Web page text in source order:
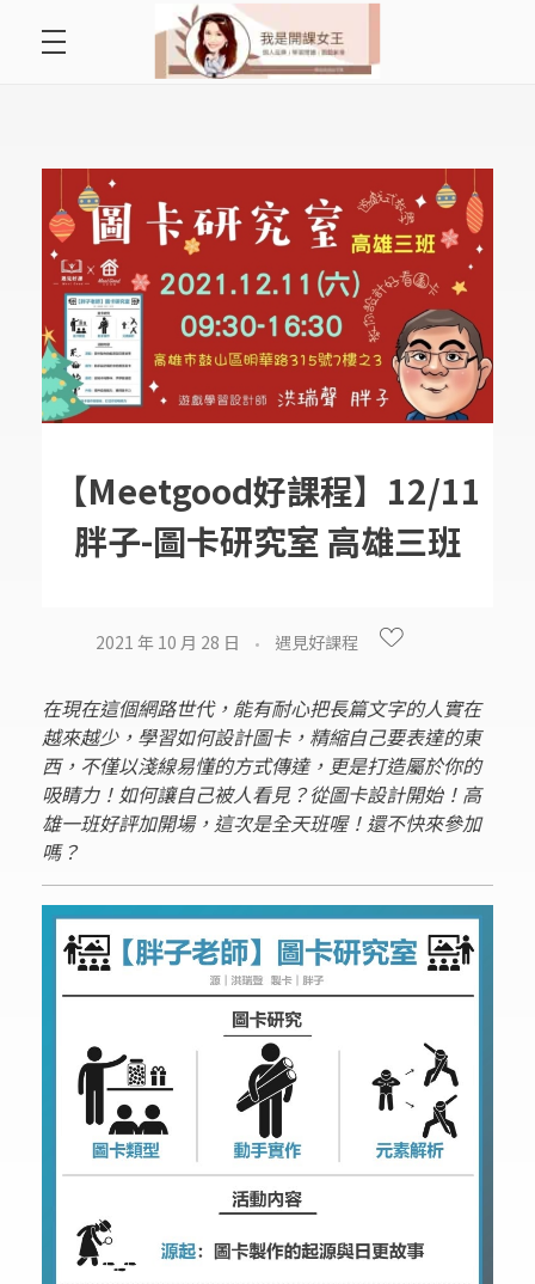
最愛讀書會
遇見好課程
挺公益活動
關於李秋玉
【Meetgood好課程】12/11
胖子-圖卡研究室 高雄三班
2021 年 10 月 28 日 遇見好課程
在現在這個網路世代，能有耐心把長篇文字的人實在
越來越少，學習如何設計圖卡，精縮自己要表達的東
西，不僅以淺線易懂的方式傳達，更是打造屬於你的
吸睛力！如何讓自己被人看見？從圖卡設計開始！高
雄一班好評加開場，這次是全天班喔！還不快來參加
嗎？